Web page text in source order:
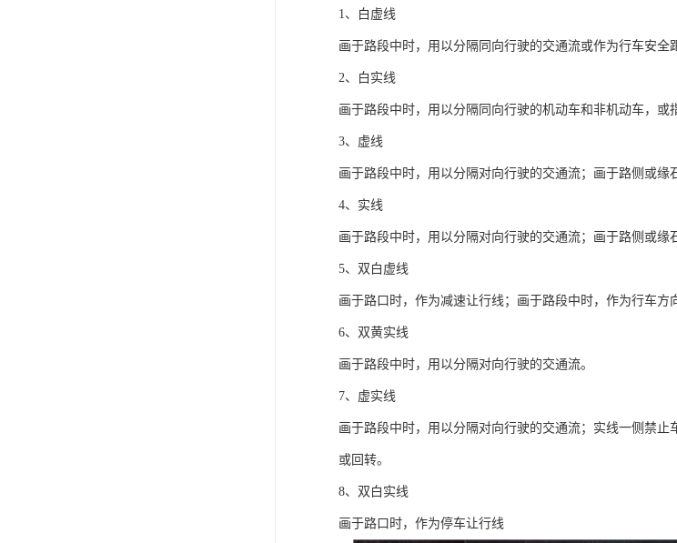
1、白虚线
画于路段中时，用以分隔同向行驶的交通流或作为行车安全
2、白实线
画于路段中时，用以分隔同向行驶的机动车和非机动车，或
3、虚线
画于路段中时，用以分隔对向行驶的交通流；画于路侧或缘
4、实线
画于路段中时，用以分隔对向行驶的交通流；画于路侧或缘
5、双白虚线
画于路口时，作为减速让行线；画于路段中时，作为行车方
6、双黄实线
画于路段中时，用以分隔对向行驶的交通流。
7、虚实线
画于路段中时，用以分隔对向行驶的交通流；实线一侧禁
或回转。
8、双白实线
画于路口时，作为停车让行线